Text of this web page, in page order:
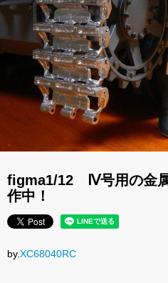
figma1/12 Ⅳ号用の金
作中！
by.XC68040RC